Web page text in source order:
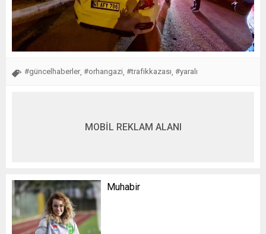
#güncelhaberler #orhangazi #trafikkazası #yaralı
MOBİL REKLAM ALANI
Muhabir